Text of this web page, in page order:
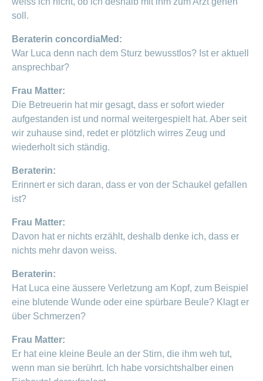
soll.
Beraterin concordiaMed:
War Luca denn nach dem Sturz bewusstlos? Ist er aktuell
ansprechbar?
Frau Matter:
Die Betreuerin hat mir gesagt, dass er sofort wieder
aufgestanden ist und normal weitergespielt hat. Aber seit
wir zuhause sind, redet er plötzlich wirres Zeug und
wiederholt sich ständig.
Beraterin:
Erinnert er sich daran, dass er von der Schaukel gefallen
ist?
Frau Matter:
Davon hat er nichts erzählt, deshalb denke ich, dass er
nichts mehr davon weiss.
Beraterin:
Hat Luca eine äussere Verletzung am Kopf, zum Beispiel
eine blutende Wunde oder eine spürbare Beule? Klagt er
über Schmerzen?
Frau Matter:
Er hat eine kleine Beule an der Stirn, die ihm weh tut,
wenn man sie berührt. Ich habe vorsichtshalber einen